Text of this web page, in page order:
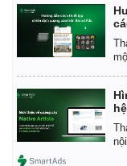
Khởi nghiệp